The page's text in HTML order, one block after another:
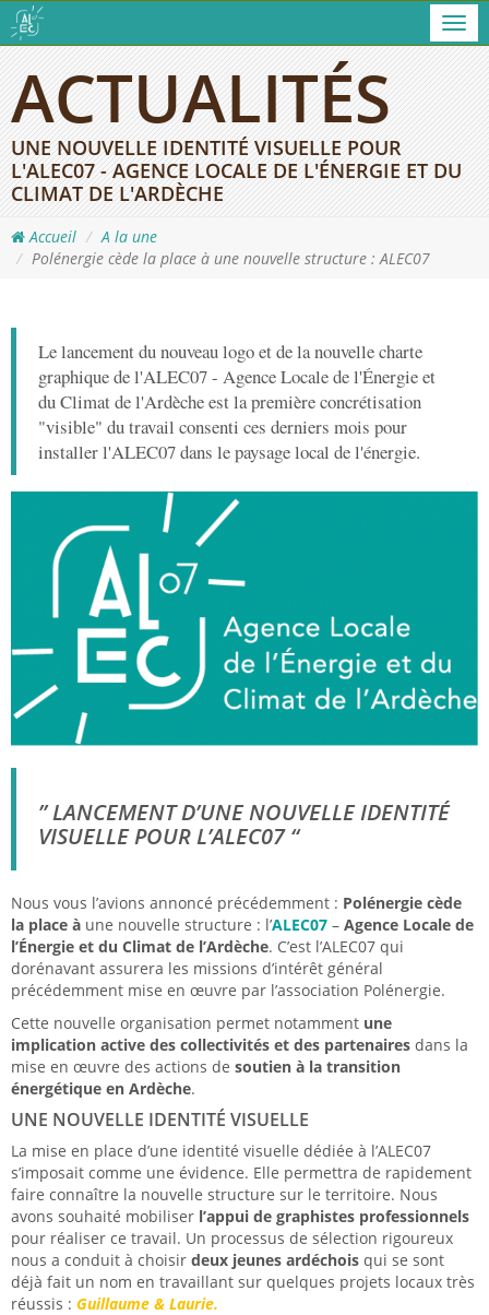
ACTUALITÉS
UNE NOUVELLE IDENTITÉ VISUELLE POUR
L'ALEC07 - AGENCE LOCALE DE L'ÉNERGIE ET DU
CLIMAT DE L'ARDÈCHE
Accueil
A la une
Polénergie cède la place à une nouvelle structure : ALEC07
Le lancement du nouveau logo et de la nouvelle charte
graphique de l'ALEC07 - Agence Locale de l'Énergie et
du Climat de l'Ardèche est la première concrétisation
"visible" du travail consenti ces derniers mois pour
installer l'ALEC07 dans le paysage local de l'énergie.
” LANCEMENT D’UNE NOUVELLE IDENTITÉ
VISUELLE POUR L’ALEC07 “
Nous vous l’avions annoncé précédemment : Polénergie cède
la place à une nouvelle structure : l’ALEC07 – Agence Locale de
l’Énergie et du Climat de l’Ardèche. C’est l’ALEC07 qui
dorénavant assurera les missions d’intérêt général
précédemment mise en œuvre par l’association Polénergie.
Cette nouvelle organisation permet notamment une
implication active des collectivités et des partenaires dans la
mise en œuvre des actions de soutien à la transition
énergétique en Ardèche.
UNE NOUVELLE IDENTITÉ VISUELLE
La mise en place d’une identité visuelle dédiée à l’ALEC07
s’imposait comme une évidence. Elle permettra de rapidement
faire connaître la nouvelle structure sur le territoire. Nous
avons souhaité mobiliser l’appui de graphistes professionnels
pour réaliser ce travail. Un processus de sélection rigoureux
nous a conduit à choisir deux jeunes ardéchois qui se sont
déjà fait un nom en travaillant sur quelques projets locaux très
réussis : Guillaume & Laurie.